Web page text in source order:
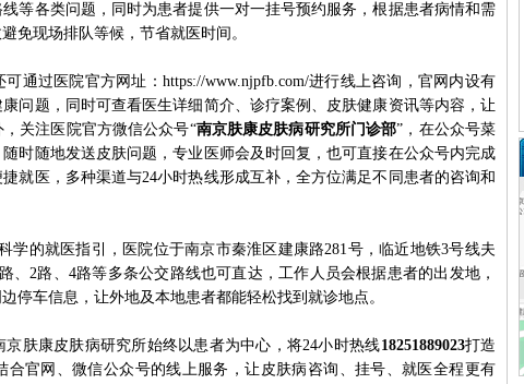
等各类问题，同时为患者提供一对一挂号预约服务，根据患者病情和需
免现场排队等候，节省就医时间。
过医院官方网址：https://www.njpfb.com/进行线上咨询，官网内设有
问题，同时可查看医生详细简介、诊疗案例、皮肤健康资讯等内容，让
关注医院官方微信公众号“南京肤康皮肤病研究所门诊部”，在公众号菜
时随地发送皮肤问题，专业医师会及时回复，也可直接在公众号内完成
就医，多种渠道与24小时热线形成互补，全方位满足不同患者的咨询和
的就医指引，医院位于南京市秦淮区建康路281号，临近地铁3号线夫
、2路、4路等多条公交路线也可直达，工作人员会根据患者的出发地，
停车信息，让外地及本地患者都能轻松找到就诊地点。
康皮肤病研究所始终以患者为中心，将24小时热线18251889023打造
合官网、微信公众号的线上服务，让皮肤病咨询、挂号、就医全程更有